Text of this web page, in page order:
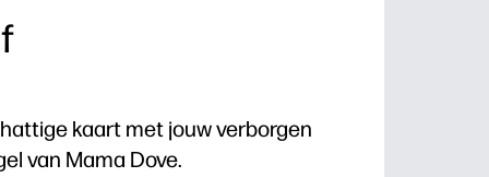
kaart met jouw verborgen
van Mama Dove.